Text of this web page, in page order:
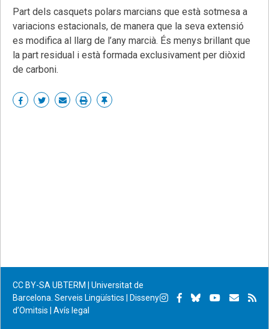
Part dels casquets polars marcians que està sotmesa a
variacions estacionals, de manera que la seva extensió
es modifica al llarg de l’any marcià. És menys brillant que
la part residual i està formada exclusivament per diòxid
de carboni.
Share ShareSharePrint Enllaç
CC BY-SA UBTERM | Universitat de
Barcelona. Serveis Lingüístics
Disseny
d’Omitsis
Avís legal
Instagram
Facebook
BlueskyYouTube